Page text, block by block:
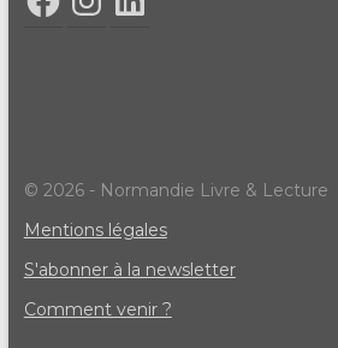
© 2026 - Normandie Livre & Lecture
Mentions légales
S'abonner à la newsletter
Comment venir ?